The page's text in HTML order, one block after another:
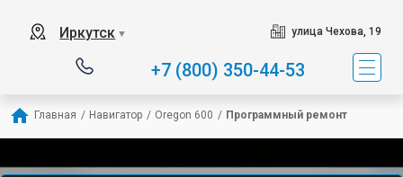
Иркутск ▼ улица Чехова, 19
+7 (800) 350-44-53
Главная / Навигатор / Oregon 600 / Программный ремонт